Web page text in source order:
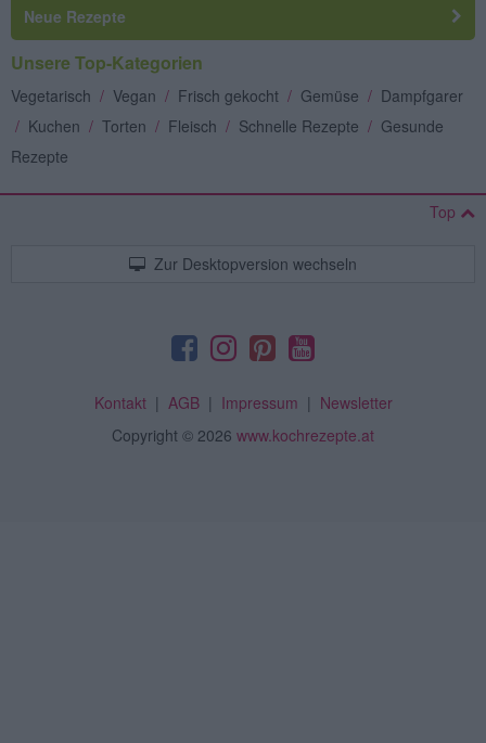
Neue Rezepte
Unsere Top-Kategorien
Vegetarisch / Vegan / Frisch gekocht / Gemüse / Dampfgarer
/ Kuchen / Torten / Fleisch / Schnelle Rezepte / Gesunde
Rezepte
Top
Zur Desktopversion wechseln
Kontakt| AGB| Impressum | Newsletter
Copyright © 2026 www.kochrezepte.at